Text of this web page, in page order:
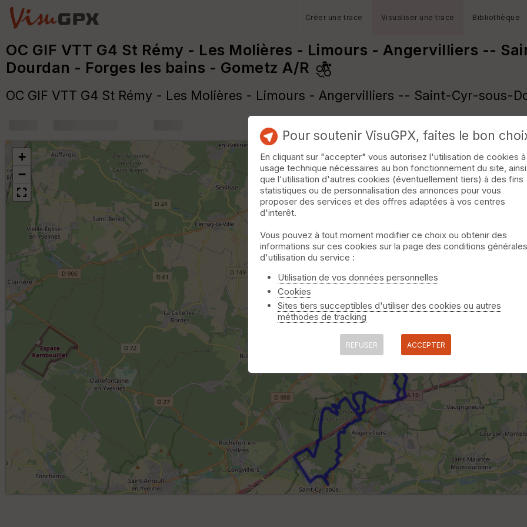
Créer une trace Visualiser une trace Bibliothèque
OC GIF VTT G4 St Rémy - Les Molières - Limours - Angervilliers --
Dourdan - Forges les bains - Gometz A/R
OC GIF VTT G4 St Rémy - Les Molières - Limours - Angervilliers -- Saint-Cyr-sous-
+
−
Pour soutenir VisuGPX, faites le bon
En cliquant sur "accepter" vous autorisez l'utilisation de cookies à
usage technique nécessaires au bon fonctionnement du site, ainsi
que l'utilisation d'autres cookies (éventuellement tiers) à des fins
statistiques ou de personnalisation des annonces pour vous
proposer des services et des offres adaptées à vos centres
d'interêt.
Vous pouvez à tout moment modifier ce choix ou obtenir des
informations sur ces cookies sur la page des conditions générales
d'utilisation du service :
Utilisation de vos données personnelles
Cookies
Sites tiers succeptibles d'utiliser des cookies ou autres
méthodes de tracking
REFUSER ACCEPTER